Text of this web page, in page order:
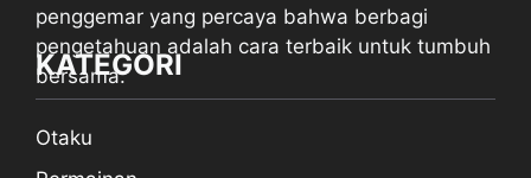
penggemar yang percaya bahwa berbagi
pengetahuan adalah cara terbaik untuk tumbuh
bersama.
KATEGORI
Otaku